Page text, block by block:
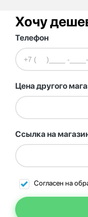
Хочу
Телефон
Цена другого
Ссылка на
Согласен на